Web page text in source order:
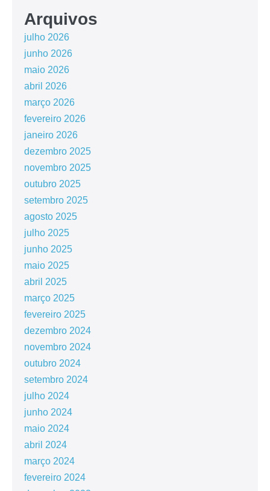
Arquivos
julho 2026
junho 2026
maio 2026
abril 2026
março 2026
fevereiro 2026
janeiro 2026
dezembro 2025
novembro 2025
outubro 2025
setembro 2025
agosto 2025
julho 2025
junho 2025
maio 2025
abril 2025
março 2025
fevereiro 2025
dezembro 2024
novembro 2024
outubro 2024
setembro 2024
julho 2024
junho 2024
maio 2024
abril 2024
março 2024
fevereiro 2024